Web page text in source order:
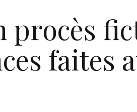
procès
faites